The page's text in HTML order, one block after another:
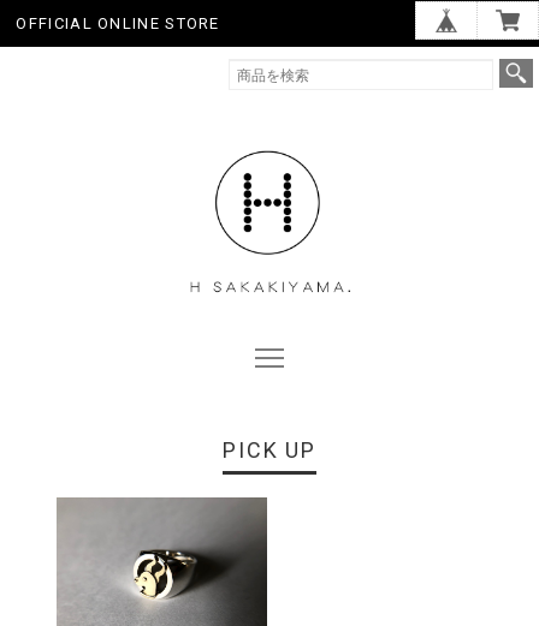
OFFICIAL ONLINE STORE
PICK UP